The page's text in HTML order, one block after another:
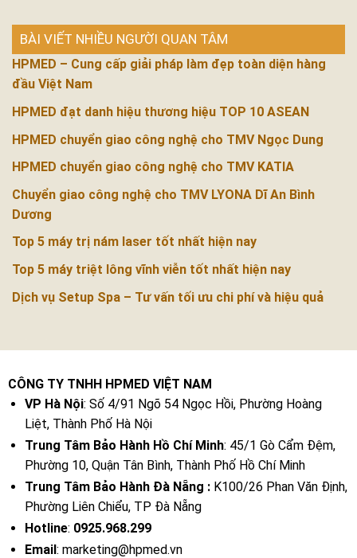
BÀI VIẾT NHIỀU NGƯỜI QUAN TÂM
HPMED – Cung cấp giải pháp làm đẹp toàn diện hàng
đầu Việt Nam
HPMED đạt danh hiệu thương hiệu TOP 10 ASEAN
HPMED chuyển giao công nghệ cho TMV Ngọc Dung
HPMED chuyển giao công nghệ cho TMV KATIA
Chuyển giao công nghệ cho TMV LYONA Dĩ An Bình
Dương
Top 5 máy trị nám laser tốt nhất hiện nay
Top 5 máy triệt lông vĩnh viễn tốt nhất hiện nay
Dịch vụ Setup Spa – Tư vấn tối ưu chi phí và hiệu quả
CÔNG TY TNHH HPMED VIỆT NAM
VP Hà Nội: Số 4/91 Ngõ 54 Ngọc Hồi, Phường Hoàng
Liệt, Thành Phố Hà Nội
Trung Tâm Bảo Hành Hồ Chí Minh: 45/1 Gò Cẩm Đệm,
Phường 10, Quận Tân Bình, Thành Phố Hồ Chí Minh
Trung Tâm Bảo Hành Đà Nẵng :K100/26 Phan Văn Định,
Phường Liên Chiểu, TP Đà Nẵng
Hotline: 0925.968.299
Email: marketing@hpmed.vn